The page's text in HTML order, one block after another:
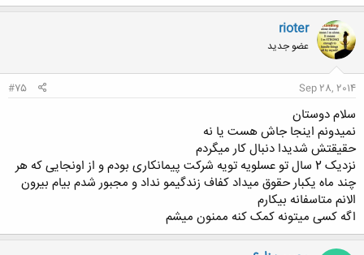
rioter
عضو جدید
Sep 28, 2014
#75
سلام دوستان
نمیدونم اینجا جاش هست یا نه
حقیقتش شدیدا دنبال کار میگردم
نزدیک 2 سال تو عسلويه تویه شرکت پیمانکاری بودم و از اونجایی که هر
چند ماه یکبار حقوق ميداد کفاف زندگیمو نداد و مجبور شدم بیام بیرون
الانم متاسفانه بیکارم
اگه کسی میتونه کمک کنه ممنون میشم